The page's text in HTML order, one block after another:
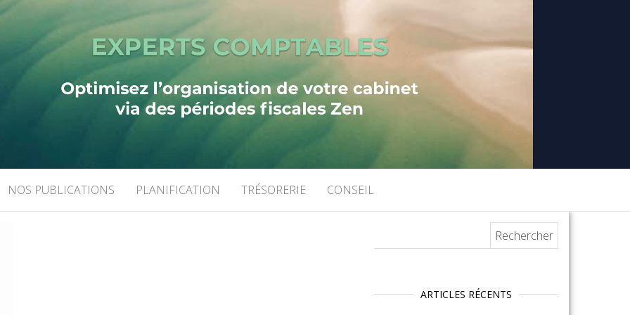
NOS PUBLICATIONS PLANIFICATION TRÉSORERIE CONSEIL
ARTICLES RÉCENTS